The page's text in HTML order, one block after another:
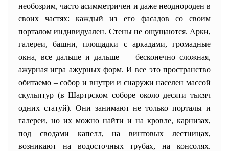
необозрим, часто асимметричен и даже неоднороден в
своих частях: каждый из его фасадов со своим
порталом индивидуален. Стены не ощущаются. Арки,
галереи, башни, площадки с аркадами, громадные
окна, все дальше и дальше – бесконечно сложная,
ажурная игра ажурных форм. И все это пространство
обитаемо – собор и внутри и снаружи населен массой
скульптур (в Шартрском соборе около десяти тысяч
одних статуй). Они занимают не только порталы и
галереи, но их можно найти и на кровле, карнизах,
под сводами капелл, на винтовых лестницах,
возникают на водосточных трубах, на консолях.